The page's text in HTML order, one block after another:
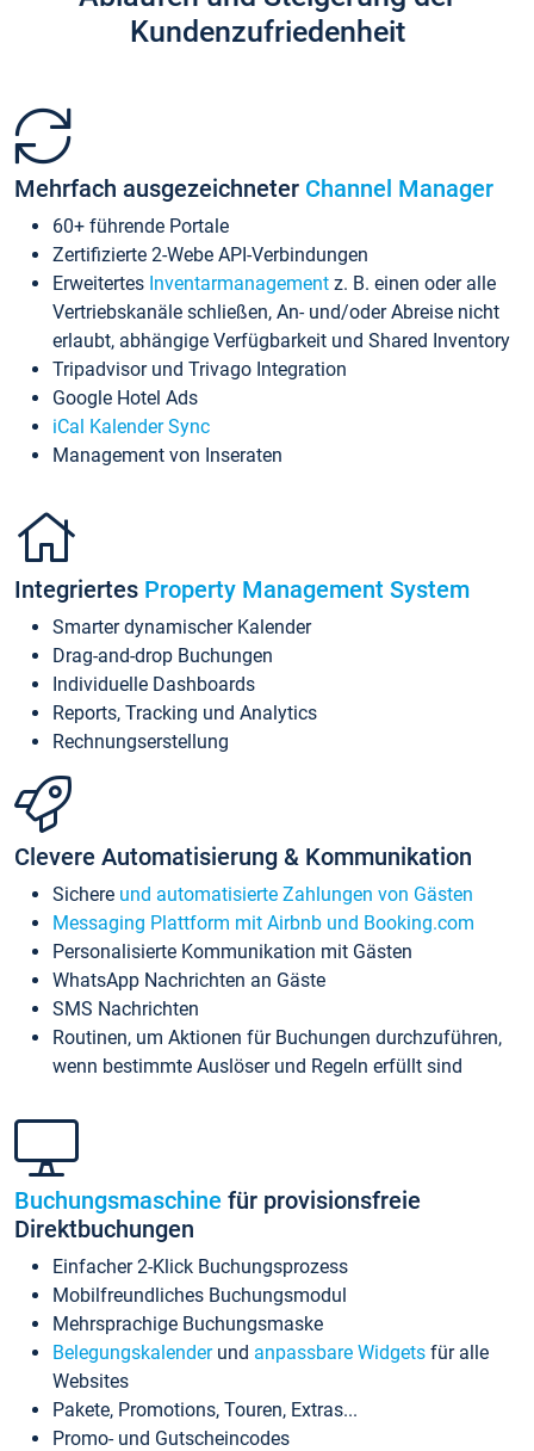
Kundenzufriedenheit
Mehrfach ausgezeichneter Channel Manager
60+ führende Portale
Zertifizierte 2-Webe API-Verbindungen
Erweitertes Inventarmanagement z. B. einen oder alle
Vertriebskanäle schließen, An- und/oder Abreise nicht
erlaubt, abhängige Verfügbarkeit und Shared Inventory
Tripadvisor und Trivago Integration
Google Hotel Ads
iCal Kalender Sync
Management von Inseraten
Integriertes Property Management System
Smarter dynamischer Kalender
Drag-and-drop Buchungen
Individuelle Dashboards
Reports, Tracking und Analytics
Rechnungserstellung
Clevere Automatisierung & Kommunikation
Sichere und automatisierte Zahlungen von Gästen
Messaging Plattform mit Airbnb und Booking.com
Personalisierte Kommunikation mit Gästen
WhatsApp Nachrichten an Gäste
SMS Nachrichten
Routinen, um Aktionen für Buchungen durchzuführen,
wenn bestimmte Auslöser und Regeln erfüllt sind
Buchungsmaschine für provisionsfreie
Direktbuchungen
Einfacher 2-Klick Buchungsprozess
Mobilfreundliches Buchungsmodul
Mehrsprachige Buchungsmaske
Belegungskalenderund anpassbare Widgets für alle
Websites
Pakete, Promotions, Touren, Extras...
Promo- und Gutscheincodes